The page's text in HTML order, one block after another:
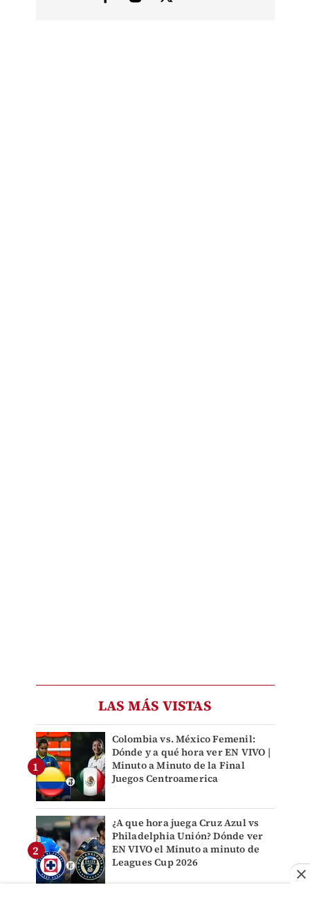
LAS MÁS VISTAS
Colombia vs. México Femenil:
Dónde y a qué hora ver EN VIVO |
Minuto a Minuto de la Final
Juegos Centroamerica
¿A que hora juega Cruz Azul vs
Philadelphia Unión? Dónde ver
EN VIVO el Minuto a minuto de
Leagues Cup 2026